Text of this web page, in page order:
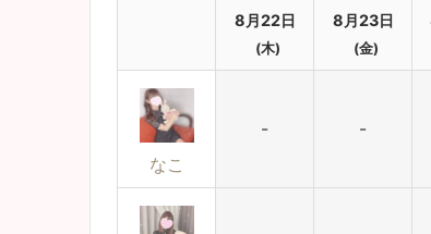
8月22日
(木)
8月23日
(金)
なこ
- -